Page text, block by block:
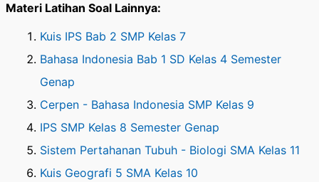
Materi Latihan Soal Lainnya:
Kuis IPS Bab 2 SMP Kelas 7
Bahasa Indonesia Bab 1 SD Kelas 4 Semester
Genap
Cerpen - Bahasa Indonesia SMP Kelas 9
IPS SMP Kelas 8 Semester Genap
Sistem Pertahanan Tubuh - Biologi SMA Kelas 11
Kuis Geografi 5 SMA Kelas 10